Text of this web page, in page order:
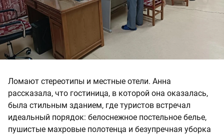
Ломают стереотипы и местные отели. Анна
рассказала, что гостиница, в которой она оказалась,
была стильным зданием, где туристов встречал
идеальный порядок: белоснежное постельное белье,
пушистые махровые полотенца и безупречная уборка